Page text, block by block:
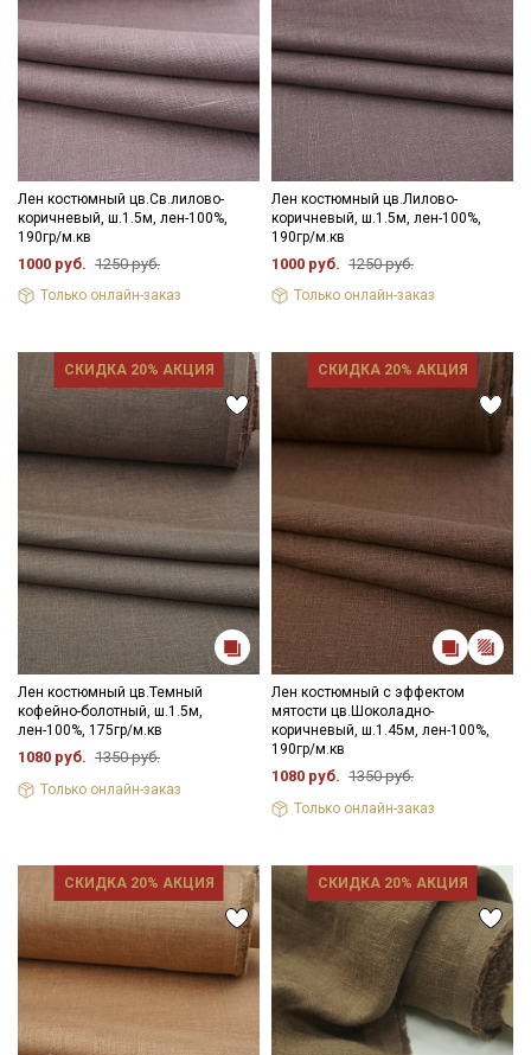
Лен костюмный цв.Св.лилово-
коричневый, ш.1.5м, лен-100%,
190гр/м.кв
1000 руб. 1250 руб.
Только онлайн-заказ
Лен костюмный цв.Лилово-
коричневый, ш.1.5м, лен-100%,
190гр/м.кв
1000 руб. 1250 руб.
Только онлайн-заказ
СКИДКА 20% АКЦИЯ
Лен костюмный цв.Темный
кофейно-болотный, ш.1.5м,
лен-100%, 175гр/м.кв
1080 руб. 1350 руб.
Только онлайн-заказ
СКИДКА 20% АКЦИЯ
Лен костюмный с эффектом
мятости цв.Шоколадно-
коричневый, ш.1.45м, лен-100%,
190гр/м.кв
1080 руб. 1350 руб.
Только онлайн-заказ
СКИДКА 20% АКЦИЯ СКИДКА 20% АКЦИЯ